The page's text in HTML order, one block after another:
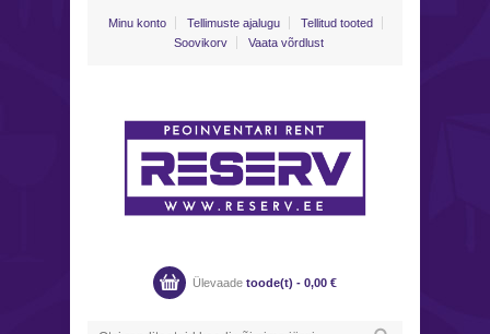
Minu konto Tellimuste ajalugu
Tellitud tooted
Soovikorv
Vaata võrdlust
Ülevaade toode(t) - 0,00 €